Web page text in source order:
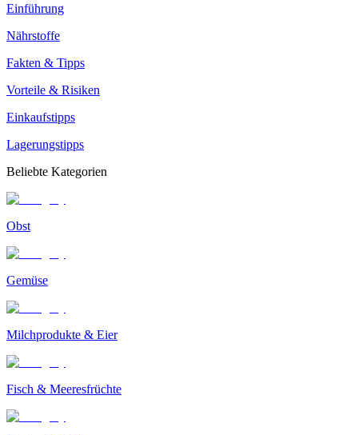
Einführung
Nährstoffe
Fakten & Tipps
Vorteile & Risiken
Einkaufstipps
Lagerungstipps
Beliebte Kategorien
Obst
Gemüse
Milchprodukte & Eier
Fisch & Meeresfrüchte